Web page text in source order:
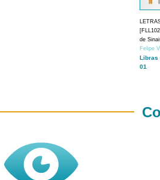
de
Felipe
Libras
01